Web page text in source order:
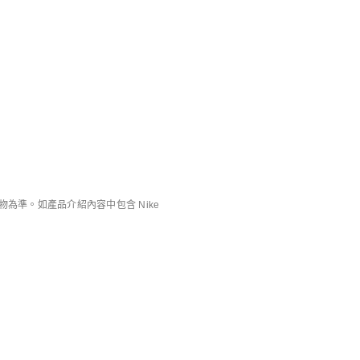
為準。如產品介紹內容中包含 Nike